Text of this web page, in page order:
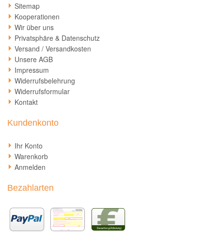
Sitemap
Kooperationen
Wir über uns
Privatsphäre & Datenschutz
Versand / Versandkosten
Unsere AGB
Impressum
Widerrufsbelehrung
Widerrufsformular
Kontakt
Kundenkonto
Ihr Konto
Warenkorb
Anmelden
Bezahlarten